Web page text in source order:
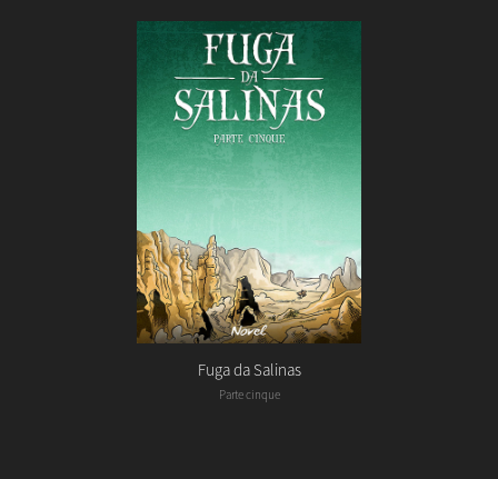
Fuga da Salinas
Parte cinque